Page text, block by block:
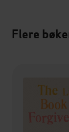
Flere